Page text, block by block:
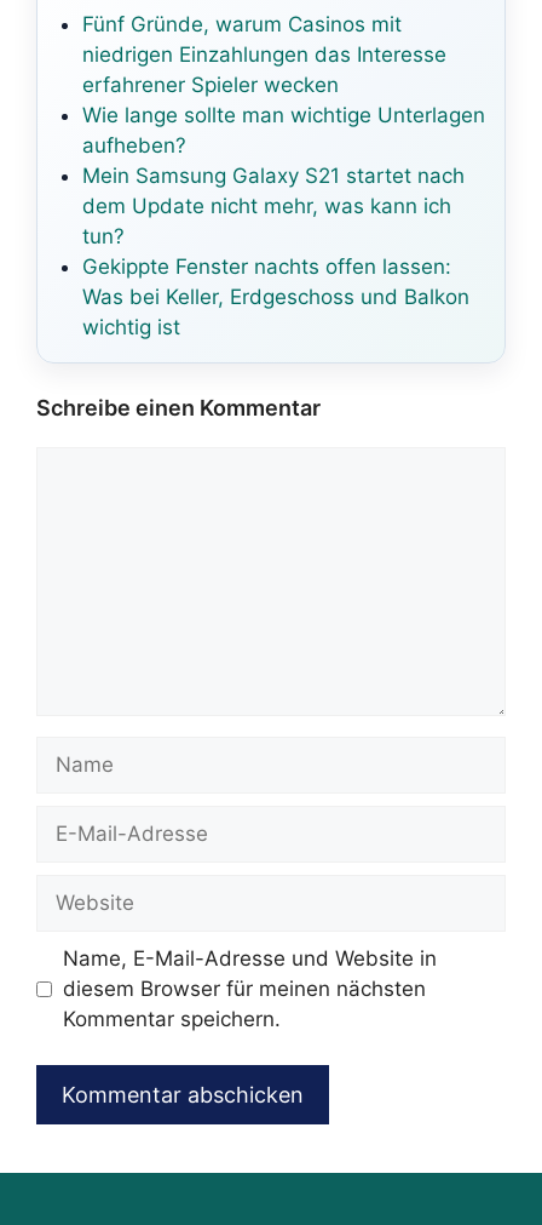
Fünf Gründe, warum Casinos mit
niedrigen Einzahlungen das Interesse
erfahrener Spieler wecken
Wie lange sollte man wichtige Unterlagen
aufheben?
Mein Samsung Galaxy S21 startet nach
dem Update nicht mehr, was kann ich
tun?
Gekippte Fenster nachts offen lassen:
Was bei Keller, Erdgeschoss und Balkon
wichtig ist
Schreibe einen Kommentar
Mail-
Name, E-Mail-Adresse und Website in
diesem Browser für meinen nächsten
Kommentar speichern.